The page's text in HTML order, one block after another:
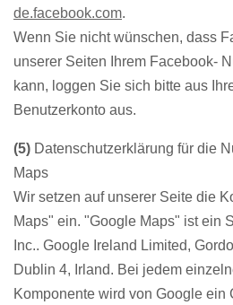
de.facebook.com.
Wenn Sie nicht wünschen, dass
unserer Seiten Ihrem Facebook-
kann, loggen Sie sich bitte aus
Benutzerkonto aus.
(5) Datenschutzerklärung für die
Maps
Wir setzen auf unserer Seite die
Maps" ein. "Google Maps" ist ein
Inc.. Google Ireland Limited,
Dublin 4, Irland. Bei jedem
Komponente wird von Google ein